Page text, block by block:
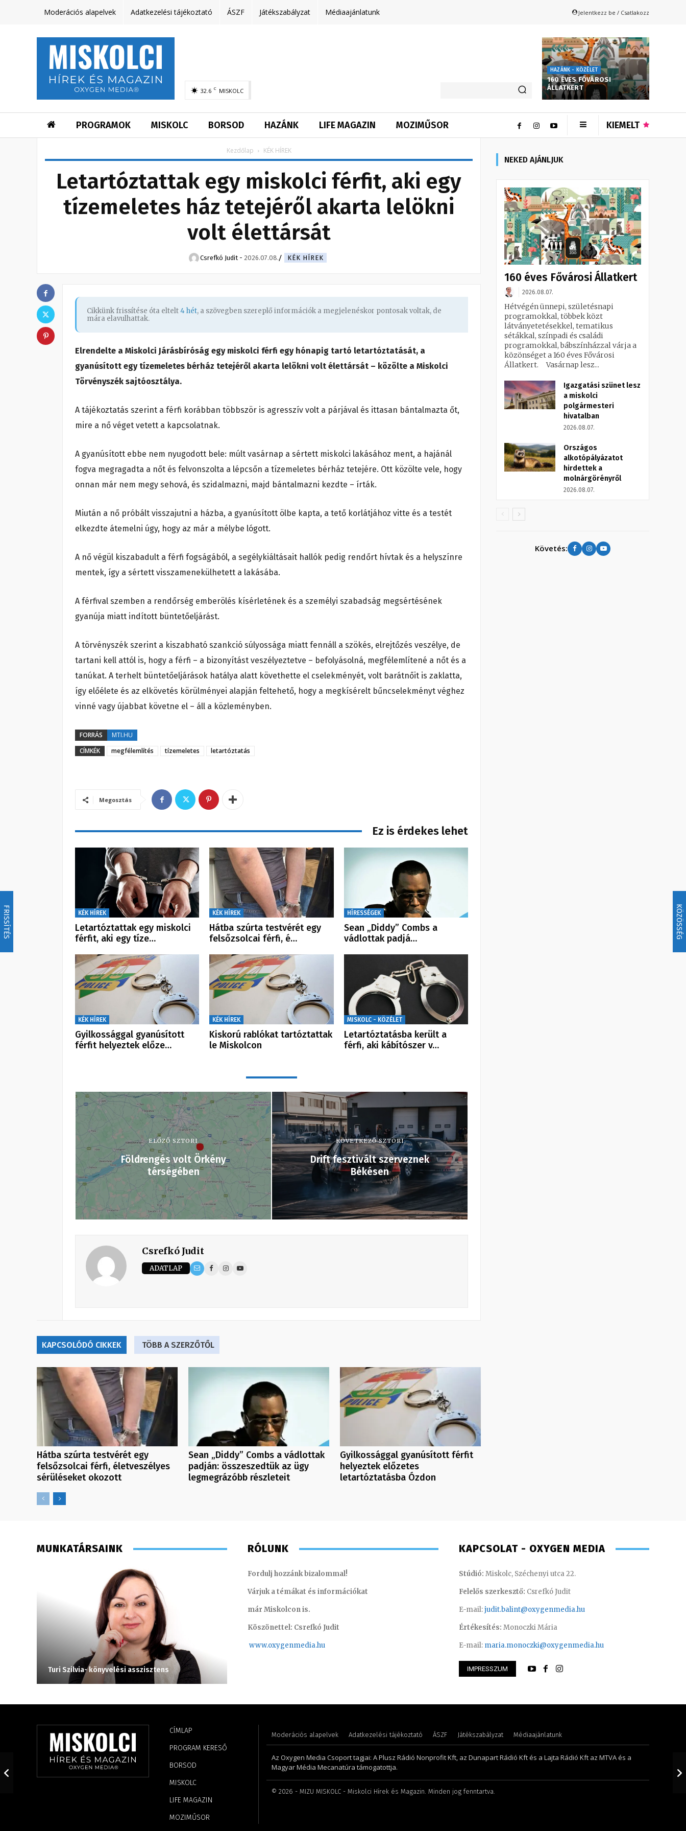
FRISSÍTÉS KÖZÖSSÉG
Moderációs alapelvek Adatkezelési tájékoztató ÁSZF Játékszabályzat Médiaajánlatunk Jelentkezz be / Csatlakozz
32.6 C MISKOLC
HAZÁNK - KÖZÉLET
160 ÉVES FŐVÁROSI
ÁLLATKERT
PROGRAMOK MISKOLC BORSOD HAZÁNK LIFE MAGAZIN MOZIMŰSOR KIEMELT
Kezdőlap KÉK HÍREK
Letartóztattak egy miskolci férfit, aki egy
tízemeletes ház tetejéről akarta lelökni
volt élettársát
Csrefkó Judit - 2026.07.08. KÉK HÍREK
Cikkünk frissítése óta eltelt4 hét, a szövegben szereplő információk a megjelenéskor pontosak voltak, de
mára elavulhattak.
Elrendelte a Miskolci Járásbíróság egy miskolci férfi egy hónapig tartó letartóztatását, a
gyanúsított egy tízemeletes bérház tetejéről akarta lelökni volt élettársát – közölte a Miskolci
Törvényszék sajtóosztálya.
A tájékoztatás szerint a férfi korábban többször is agresszív volt a párjával és ittasan bántalmazta őt,
mire a nő véget vetett a kapcsolatnak.
A gyanúsított ebbe nem nyugodott bele: múlt vasárnap a sértett miskolci lakásához ment, a hajánál
fogva megragadta a nőt és felvonszolta a lépcsőn a tízemeletes bérház tetejére. Ott közölte vele, hogy
onnan már nem megy sehová, és szidalmazni, majd bántalmazni kezdte – írták.
Miután a nő próbált visszajutni a házba, a gyanúsított ölbe kapta, a tető korlátjához vitte és a testét
elkezdte átemelni úgy, hogy az már a mélybe lógott.
A nő végül kiszabadult a férfi fogságából, a segélykiáltásait hallók pedig rendőrt hívtak és a helyszínre
mentek, így a sértett visszamenekülhetett a lakásába.
A férfival szemben a rendőrség emberölés kísérletének és a személyi szabadság megsértésének
gyanúja miatt indított büntetőeljárást.
A törvényszék szerint a kiszabható szankció súlyossága miatt fennáll a szökés, elrejtőzés veszélye, de
tartani kell attól is, hogy a férfi – a bizonyítást veszélyeztetve – befolyásolná, megfélemlítené a nőt és a
tanúkat. A terhelt büntetőeljárások hatálya alatt követhette el cselekményét, volt barátnőit is zaklatta,
így előélete és az elkövetés körülményei alapján feltehető, hogy a megkísérelt bűncselekményt véghez
vinné vagy újabbat követne el – áll a közleményben.
FORRÁS
MTI.HU
CÍMKÉK
megfélemlítés tízemeletes letartóztatás
Megosztás
Ez is érdekes lehet
KÉK HÍREK
Letartóztattak egy miskolci
férfit, aki egy tíze…
KÉK HÍREK
Hátba szúrta testvérét egy
felsőzsolcai férfi, é…
HÍRESSÉGEK
Sean „Diddy” Combs a
vádlottak padjá…
KÉK HÍREK
Gyilkossággal gyanúsított
férfit helyeztek előze…
KÉK HÍREK
Kiskorú rablókat tartóztattak
le Miskolcon
MISKOLC - KÖZÉLET
Letartóztatásba került a
férfi, aki kábítószer v…
ELŐZŐ SZTORI
Földrengés volt Örkény
térségében
KÖVETKEZŐ SZTORI
Drift fesztivált szerveznek
Békésen
Csrefkó Judit
ADATLAP
KAPCSOLÓDÓ CIKKEK TÖBB A SZERZŐTŐL
Hátba szúrta testvérét egy
felsőzsolcai férfi, életveszélyes
sérüléseket okozott
Sean „Diddy” Combs a vádlottak
padján: összeszedtük az ügy
legmegrázóbb részleteit
Gyilkossággal gyanúsított férfit
helyeztek előzetes
letartóztatásba Ózdon
NEKED AJÁNLJUK
160 éves Fővárosi Állatkert
2026.08.07.
Hétvégén ünnepi, születésnapi
programokkal, többek közt
látványetetésekkel, tematikus
sétákkal, színpadi és családi
programokkal, bábszínházzal várja a
közönséget a 160 éves Fővárosi
Állatkert. Vasárnap lesz...
Igazgatási szünet lesz
a miskolci
polgármesteri
hivatalban
2026.08.07.
Országos
alkotópályázatot
hirdettek a
molnárgörényről
2026.08.07.
Követés:
MUNKATÁRSAINK
Turi Szilvia- könyvelési asszisztens Monoczki Mária – értékesítési vezető
RÓLUNK
Fordulj hozzánk bizalommal!
Várjuk a témákat és információkat
már Miskolcon is.
Köszönettel: Csrefkó Judit
www.oxygenmedia.hu
KAPCSOLAT - OXYGEN MEDIA
Stúdió: Miskolc, Széchenyi utca 22.
Felelős szerkesztő: Csrefkó Judit
E-mail:judit.balint@oxygenmedia.hu
Értékesítés: Monoczki Mária
E-mail: maria.monoczki@oxygenmedia.hu
IMPRESSZUM
CÍMLAP
PROGRAM KERESŐ
BORSOD
MISKOLC
LIFE MAGAZIN
MOZIMŰSOR
Moderációs alapelvek Adatkezelési tájékoztató ÁSZF Játékszabályzat Médiaajánlatunk
Az Oxygen Media Csoport tagjai: A Plusz Rádió Nonprofit Kft, az Dunapart Rádió Kft és a Lajta Rádió Kft az MTVA és a
Magyar Média Mecanatúra támogatottja.
© 2026 - MIZU MISKOLC - Miskolci Hírek és Magazin. Minden jog fenntartva.